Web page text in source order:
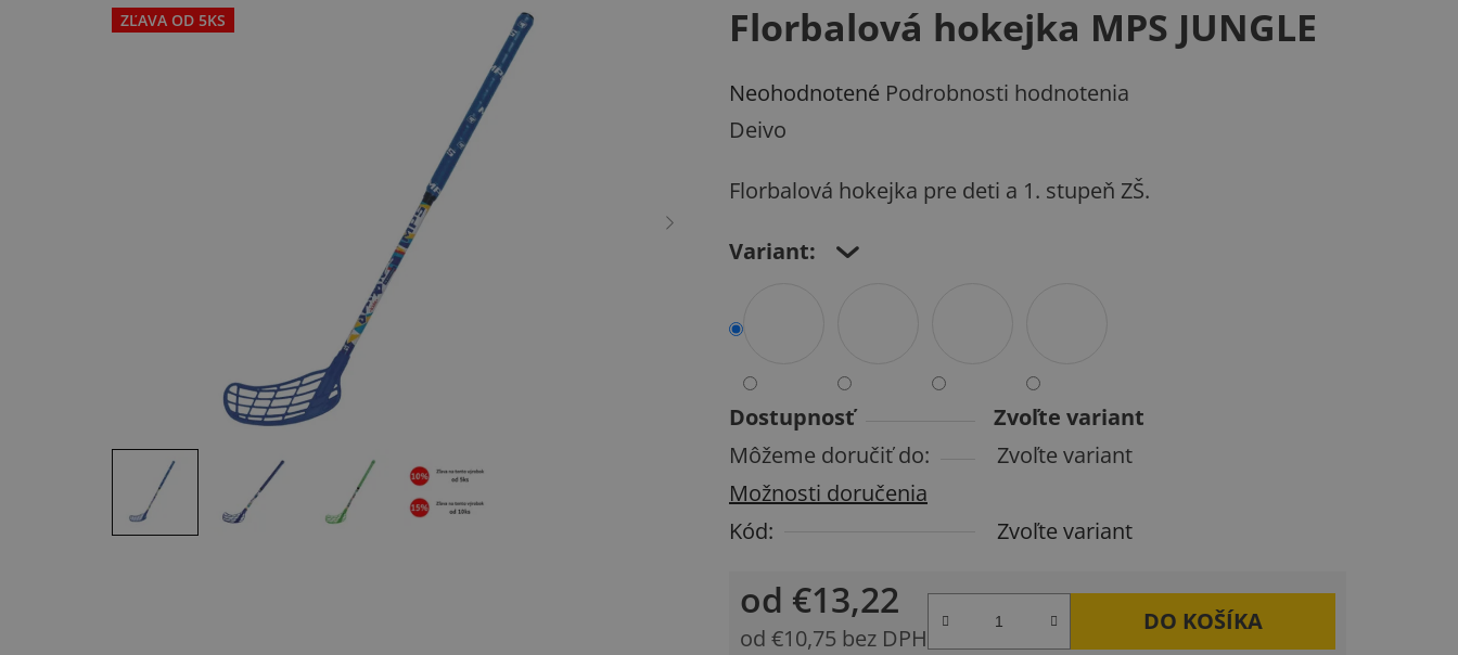
Florbalová hokejka MPS JUNGLE
Priemerné
hodnotenie
je
0,0
Neohodnotené Podrobnosti hodnotenia
Deivo
Florbalová hokejka pre deti a 1. stupeň ZŠ.
Variant:
Dostupnosť
Zvoľte variant
Môžeme doručiť do:
Zvoľte variant
Možnosti doručenia
Kód:
Zvoľte variant
od €13,22
od €10,75 bez DPH
DO KOŠÍKA
ZĽAVA OD 5KS